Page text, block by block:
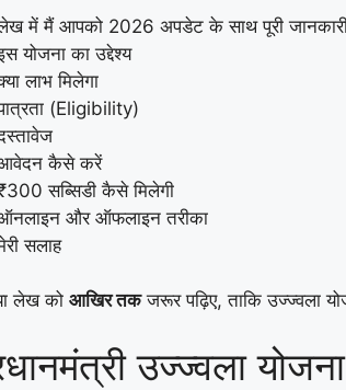
में मैं आपको 2026 अपडेट के साथ पूरी
योजना का उद्देश्य
लाभ मिलेगा
(Eligibility)
कैसे करें
सब्सिडी कैसे मिलेगी
और ऑफलाइन तरीका
सलाह
लेख को आखिर तकजरूर पढ़िए, ताकि उज्ज्वला
उज्ज्वला